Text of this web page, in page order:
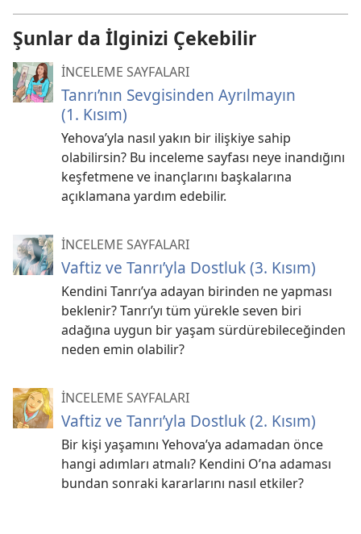
Şunlar da İlginizi Çekebilir
İNCELEME SAYFALARI
Tanrı’nın Sevgisinden Ayrılmayın
(1. Kısım)
Yehova’yla nasıl yakın bir ilişkiye sahip
olabilirsin? Bu inceleme sayfası neye inandığını
keşfetmene ve inançlarını başkalarına
açıklamana yardım edebilir.
İNCELEME SAYFALARI
Vaftiz ve Tanrı’yla Dostluk (3. Kısım)
Kendini Tanrı’ya adayan birinden ne yapması
beklenir? Tanrı’yı tüm yürekle seven biri
adağına uygun bir yaşam sürdürebileceğinden
neden emin olabilir?
İNCELEME SAYFALARI
Vaftiz ve Tanrı’yla Dostluk (2. Kısım)
Bir kişi yaşamını Yehova’ya adamadan önce
hangi adımları atmalı? Kendini O’na adaması
bundan sonraki kararlarını nasıl etkiler?